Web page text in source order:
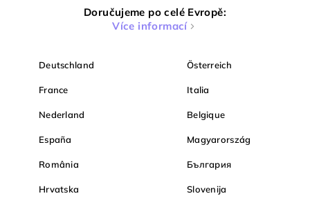
Doručujeme po celé Evropě:
Více informací
Deutschland Österreich
France Italia
Nederland Belgique
España Magyarország
România България
Hrvatska Slovenija